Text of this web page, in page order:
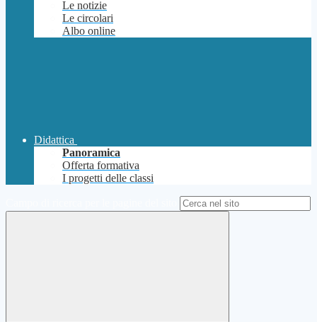
Le notizie
Le circolari
Albo online
Didattica
Panoramica
Offerta formativa
I progetti delle classi